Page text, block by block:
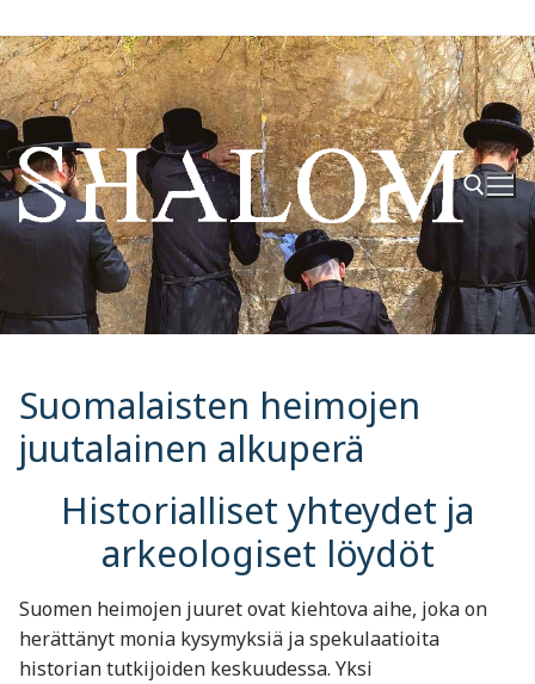
Hyppää
sisältöön
Hae:
Suomalaisten heimojen
juutalainen alkuperä
Historialliset yhteydet ja
arkeologiset löydöt
Suomen heimojen juuret ovat kiehtova aihe, joka on
herättänyt monia kysymyksiä ja spekulaatioita
historian tutkijoiden keskuudessa. Yksi